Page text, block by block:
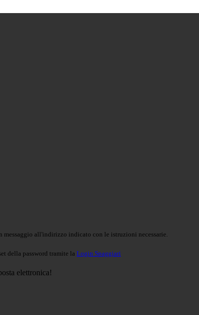
messaggio all'indirizzo indicato con le istruzioni necessarie.
della password tramite la Login Spaggiari
elettronica!